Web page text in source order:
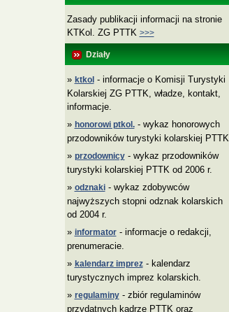
Zasady publikacji informacji na stronie
KTKol. ZG PTTK >>>
Działy
» ktkol- informacje o Komisji Turystyki
Kolarskiej ZG PTTK, władze, kontakt,
informacje.
» honorowi ptkol.- wykaz honorowych
przodowników turystyki kolarskiej PTTK.
» przodownicy- wykaz przodowników
turystyki kolarskiej PTTK od 2006 r.
» odznaki- wykaz zdobywców
najwyższych stopni odznak kolarskich
od 2004 r.
» informator- informacje o redakcji,
prenumeracie.
» kalendarz imprez- kalendarz
turystycznych imprez kolarskich.
» regulaminy- zbiór regulaminów
przydatnych kadrze PTTK oraz